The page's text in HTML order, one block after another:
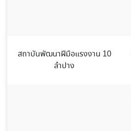
สถาบันพัฒนาฝีมือแรงงาน 10
ลำปาง